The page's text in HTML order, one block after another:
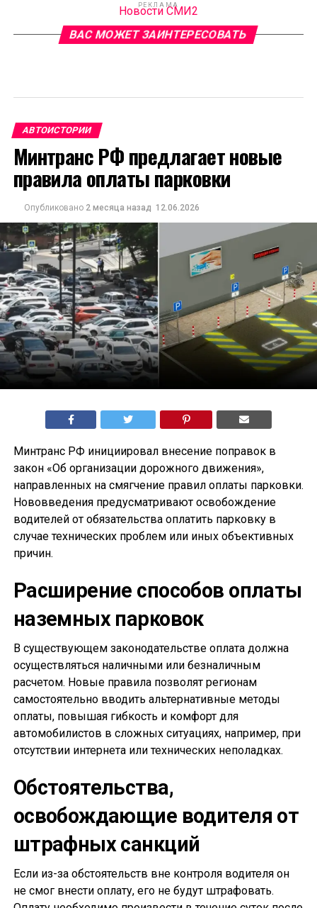
РЕКЛАМА
Новости СМИ2
ВАС МОЖЕТ ЗАИНТЕРЕСОВАТЬ
АВТОИСТОРИИ
Минтранс РФ предлагает новые
правила оплаты парковки
Опубликовано 2 месяца назад 12.06.2026
Минтранс РФ инициировал внесение поправок в
закон «Об организации дорожного движения»,
направленных на смягчение правил оплаты парковки.
Нововведения предусматривают освобождение
водителей от обязательства оплатить парковку в
случае технических проблем или иных объективных
причин.
Расширение способов оплаты
наземных парковок
В существующем законодательстве оплата должна
осуществляться наличными или безналичным
расчетом. Новые правила позволят регионам
самостоятельно вводить альтернативные методы
оплаты, повышая гибкость и комфорт для
автомобилистов в сложных ситуациях, например, при
отсутствии интернета или технических неполадках.
Обстоятельства,
освобождающие водителя от
штрафных санкций
Если из-за обстоятельств вне контроля водителя он
не смог внести оплату, его не будут штрафовать.